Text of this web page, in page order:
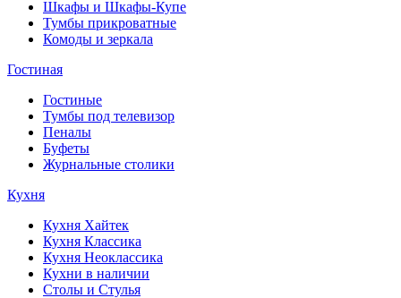
Шкафы и Шкафы-Купе
Тумбы прикроватные
Комоды и зеркала
Гостиная
Гостиные
Тумбы под телевизор
Пеналы
Буфеты
Журнальные столики
Кухня
Кухня Хайтек
Кухня Классика
Кухня Неоклассика
Кухни в наличии
Столы и Стулья